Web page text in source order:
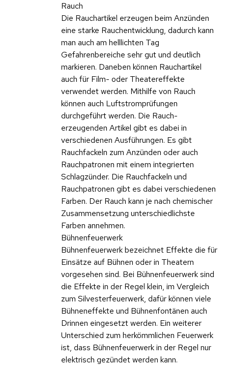
Rauch
Die Rauchartikel erzeugen beim Anzünden
eine starke Rauchentwicklung, dadurch kann
man auch am helllichten Tag
Gefahrenbereiche sehr gut und deutlich
markieren. Daneben können Rauchartikel
auch für Film- oder Theatereffekte
verwendet werden. Mithilfe von Rauch
können auch Luftstromprüfungen
durchgeführt werden. Die Rauch-
erzeugenden Artikel gibt es dabei in
verschiedenen Ausführungen. Es gibt
Rauchfackeln zum Anzünden oder auch
Rauchpatronen mit einem integrierten
Schlagzünder. Die Rauchfackeln und
Rauchpatronen gibt es dabei verschiedenen
Farben. Der Rauch kann je nach chemischer
Zusammensetzung unterschiedlichste
Farben annehmen.
Bühnenfeuerwerk
Bühnenfeuerwerk bezeichnet Effekte die für
Einsätze auf Bühnen oder in Theatern
vorgesehen sind. Bei Bühnenfeuerwerk sind
die Effekte in der Regel klein, im Vergleich
zum Silvesterfeuerwerk, dafür können viele
Bühneneffekte und Bühnenfontänen auch
Drinnen eingesetzt werden. Ein weiterer
Unterschied zum herkömmlichen Feuerwerk
ist, dass Bühnenfeuerwerk in der Regel nur
elektrisch gezündet werden kann.